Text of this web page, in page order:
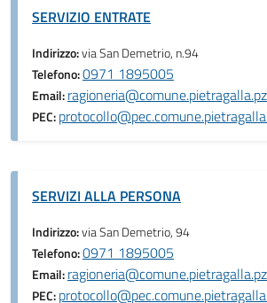
SERVIZIO ENTRATE
Indirizzo:via San Demetrio, n.94
Telefono:0971 1895005
Email:
PEC:
SERVIZI ALLA PERSONA
Indirizzo:via San Demetrio, 94
Telefono:0971 1895005
Email:
PEC: